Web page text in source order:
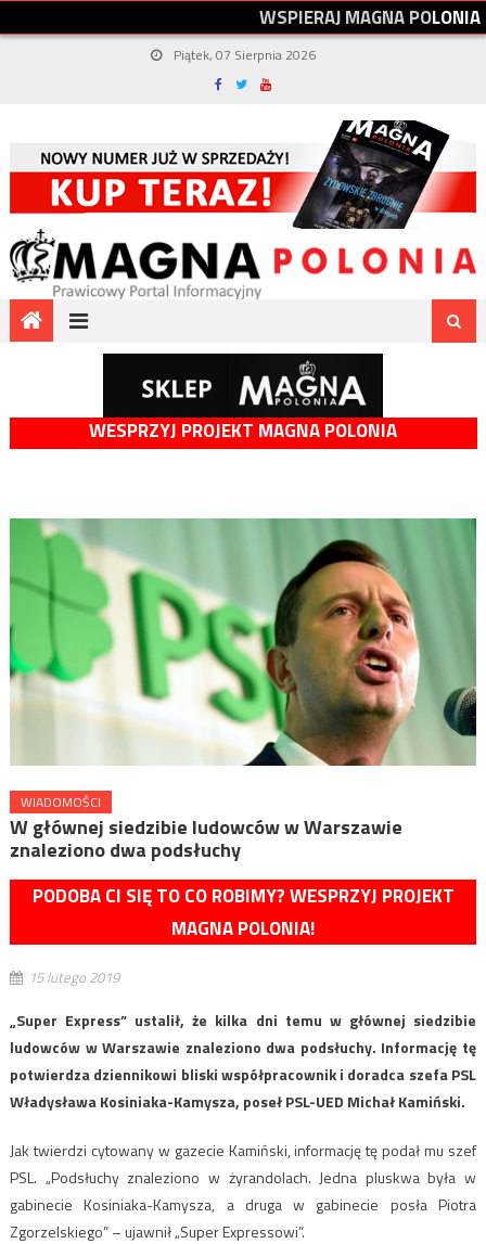
WSPIERAJMAGNAPOLONIA
Piątek, 07 Sierpnia 2026
WESPRZYJ PROJEKT MAGNA POLONIA
WIADOMOŚCI
W głównej siedzibie ludowców w Warszawie
znaleziono dwa podsłuchy
PODOBA CI SIĘ TO CO ROBIMY? WESPRZYJ PROJEKT
MAGNA POLONIA!
15 lutego 2019
„Super Express” ustalił, że kilka dni temu w głównej siedzibie
ludowców w Warszawie znaleziono dwa podsłuchy. Informację tę
potwierdza dziennikowi bliski współpracownik i doradca szefa PSL
Władysława Kosiniaka-Kamysza, poseł PSL-UED Michał Kamiński.
Jak twierdzi cytowany w gazecie Kamiński, informację tę podał mu szef
PSL. „Podsłuchy znaleziono w żyrandolach. Jedna pluskwa była w
gabinecie Kosiniaka-Kamysza, a druga w gabinecie posła Piotra
Zgorzelskiego” – ujawnił „Super Expressowi”.